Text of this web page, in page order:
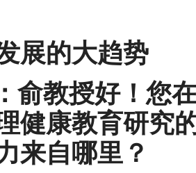
展的大趋势
教授好！您在
健康教育研究
来自哪里？